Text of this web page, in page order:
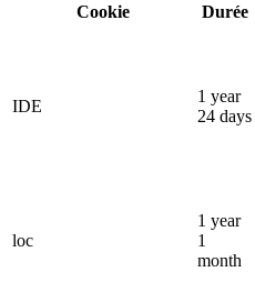
Cookie
Durée
IDE
1 year
24 days
loc
1 year
1
month